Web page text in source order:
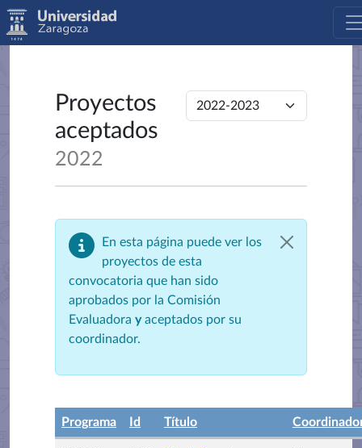
Proyectos
aceptados
2022
En esta página puede ver los
proyectos de esta
convocatoria que han sido
aprobados por la Comisión
Evaluadora yaceptados por su
coordinador.
Programa Id Título